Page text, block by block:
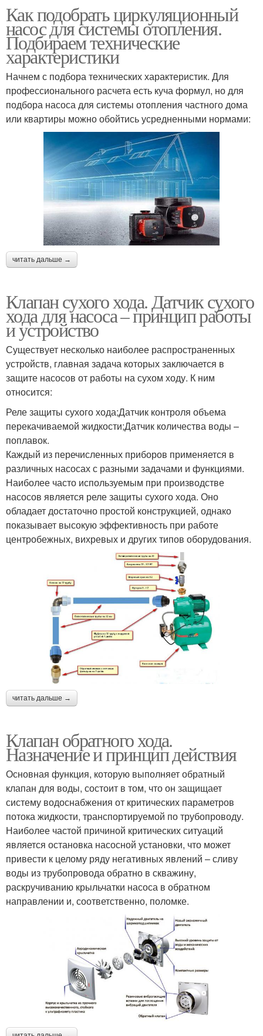
Как подобрать циркуляционный
насос для системы отопления.
Подбираем технические
характеристики
Начнем с подбора технических характеристик. Для
профессионального расчета есть куча формул, но для
подбора насоса для системы отопления частного дома
или квартиры можно обойтись усредненными нормами:
читать дальше →
Клапан сухого хода. Датчик сухого
хода для насоса – принцип работы
и устройство
Существует несколько наиболее распространенных
устройств, главная задача которых заключается в
защите насосов от работы на сухом ходу. К ним
относится:
Реле защиты сухого хода;Датчик контроля объема
перекачиваемой жидкости;Датчик количества воды –
поплавок.
Каждый из перечисленных приборов применяется в
различных насосах с разными задачами и функциями.
Наиболее часто используемым при производстве
насосов является реле защиты сухого хода. Оно
обладает достаточно простой конструкцией, однако
показывает высокую эффективность при работе
центробежных, вихревых и других типов оборудования.
читать дальше →
Клапан обратного хода.
Назначение и принцип действия
Основная функция, которую выполняет обратный
клапан для воды, состоит в том, что он защищает
систему водоснабжения от критических параметров
потока жидкости, транспортируемой по трубопроводу.
Наиболее частой причиной критических ситуаций
является остановка насосной установки, что может
привести к целому ряду негативных явлений – сливу
воды из трубопровода обратно в скважину,
раскручиванию крыльчатки насоса в обратном
направлении и, соответственно, поломке.